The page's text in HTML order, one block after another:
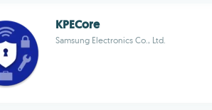
KPECore
Samsung Electronics Co., Ltd.